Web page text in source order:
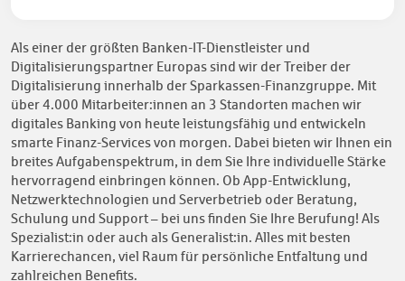
Als einer der größten Banken-IT-Dienstleister und
Digitalisierungspartner Europas sind wir der Treiber der
Digitalisierung innerhalb der Sparkassen-Finanzgruppe. Mit
über 4.000 Mitarbeiter:innen an 3 Standorten machen wir
digitales Banking von heute leistungsfähig und entwickeln
smarte Finanz-Services von morgen. Dabei bieten wir Ihnen ein
breites Aufgabenspektrum, in dem Sie Ihre individuelle Stärke
hervorragend einbringen können. Ob App-Entwicklung,
Netzwerktechnologien und Serverbetrieb oder Beratung,
Schulung und Support – bei uns finden Sie Ihre Berufung! Als
Spezialist:in oder auch als Generalist:in. Alles mit besten
Karrierechancen, viel Raum für persönliche Entfaltung und
zahlreichen Benefits.